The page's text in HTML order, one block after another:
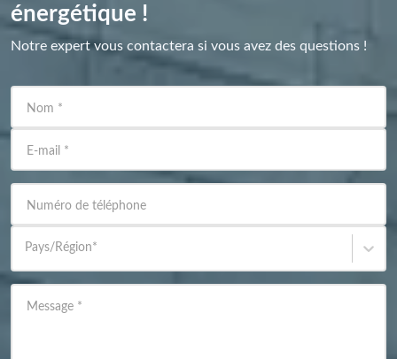
énergétique !
Notre expert vous contactera si vous avez des questions !
Nom *
E-mail *
Numéro de téléphone
Pays/Région*
Message *